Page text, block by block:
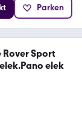
Parken
Rover Sport
elek